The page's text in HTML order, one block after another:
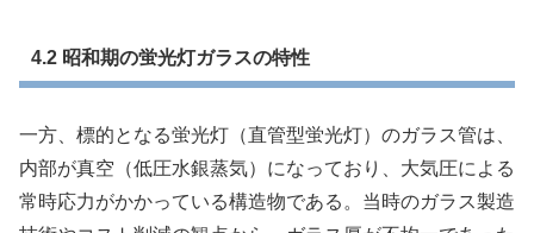
4.2 昭和期の蛍光灯ガラスの特性
一方、標的となる蛍光灯（直管型蛍光灯）のガラス管は、
内部が真空（低圧水銀蒸気）になっており、大気圧による
常時応力がかかっている構造物である。当時のガラス製造